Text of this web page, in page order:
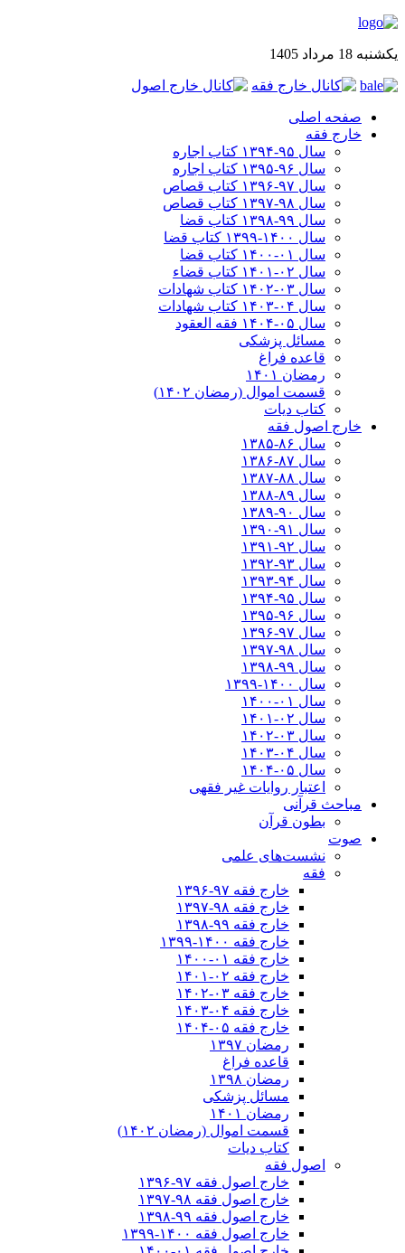
یکشنبه 18 مرداد 1405
صفحه اصلی
خارج فقه
سال ۹۵-۱۳۹۴ کتاب اجاره
سال ۹۶-۱۳۹۵ کتاب اجاره
سال ۹۷-۱۳۹۶ کتاب قصاص
سال ۹۸-۱۳۹۷ کتاب قصاص
سال ۹۹-۱۳۹۸‍ کتاب قضا
سال ۱۴۰۰-۱۳۹۹ کتاب قضا
سال ۰۱-۱۴۰۰ کتاب قضا
سال ۰۲-۱۴۰۱ کتاب قضاء
سال ۰۳-۱۴۰۲ کتاب شهادات
سال ۰۴-۱۴۰۳ کتاب شهادات
سال ۰۵-۱۴۰۴ فقه العقود
مسائل پزشکی
قاعده فراغ
رمضان ۱۴۰۱
قسمت اموال (رمضان ۱۴۰۲)
کتاب دیات
خارج اصول فقه
سال ۸۶-۱۳۸۵
سال ۸۷-۱۳۸۶
سال ۸۸-۱۳۸۷
سال ۸۹-۱۳۸۸
سال ۹۰-۱۳۸۹
سال ۹۱-۱۳۹۰
سال ۹۲-۱۳۹۱
سال ۹۳-۱۳۹۲
سال ۹۴-۱۳۹۳
سال ۹۵-۱۳۹۴
سال ۹۶-۱۳۹۵
سال ۹۷-۱۳۹۶
سال ۹۸-۱۳۹۷
سال ۹۹-۱۳۹۸‍
سال ۱۴۰۰-۱۳۹۹
سال ۰۱-۱۴۰۰
سال ۰۲-۱۴۰۱
سال ۰۳-۱۴۰۲
سال ۰۴-۱۴۰۳
سال ۰۵-۱۴۰۴
اعتبار روایات غیر فقهی
مباحث قرآنی
بطون قرآن
صوت
نشست‌های علمی
فقه
خارج فقه ۹۷-۱۳۹۶
خارج فقه ۹۸-۱۳۹۷
خارج فقه ۹۹-۱۳۹۸
خارج فقه ۱۴۰۰-۱۳۹۹
خارج فقه ۰۱-۱۴۰۰
خارج فقه ۰۲-۱۴۰۱
خارج فقه ۰۳-۱۴۰۲
خارج فقه ۰۴-۱۴۰۳
خارج فقه ۰۵-۱۴۰۴
رمضان ۱۳۹۷
قاعده فراغ
رمضان ۱۳۹۸
مسائل پزشکی
رمضان ۱۴۰۱
قسمت اموال (رمضان ۱۴۰۲)
کتاب دیات
اصول فقه
خارج اصول فقه ۹۷-۱۳۹۶
خارج اصول فقه ۹۸-۱۳۹۷
خارج اصول فقه ۹۹-۱۳۹۸
خارج اصول فقه ۱۴۰۰-۱۳۹۹